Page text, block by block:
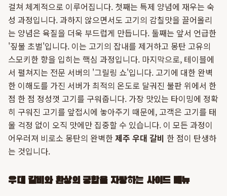
걸쳐 체계적으로 이루어집니다. 첫째는 특제 양념에 재우는 숙
성 과정입니다. 과하지 않으면서도 고기의 감칠맛을 끌어올리
는 양념은 육질을 더욱 부드럽게 만듭니다. 둘째는 앞서 언급한
'짚불 초벌'입니다. 이는 고기의 잡내를 제거하고 몽탄 고유의
스모키한 향을 입히는 핵심 과정입니다. 마지막으로, 테이블에
서 펼쳐지는 전문 서버의 '그릴링 쇼'입니다. 고기에 대한 완벽
한 이해도를 가진 서버가 최적의 온도로 달궈진 불판 위에서 한
점 한 점 정성껏 고기를 구워줍니다. 가장 맛있는 타이밍에 정확
히 구워진 고기를 앞접시에 놓아주기 때문에, 고객은 고기를 태
울 걱정 없이 오직 맛에만 집중할 수 있습니다. 이 모든 과정이
어우러져 비로소 몽탄의 완벽한제주 우대 갈비 한 점이 탄생하
는 것입니다.
우대 갈비와 환상의 궁합을 자랑하는 사이드 메뉴